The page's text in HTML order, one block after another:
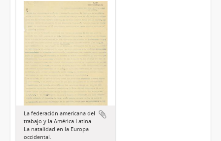
La federación americana del
trabajo y la América Latina.
La natalidad en la Europa
occidental.